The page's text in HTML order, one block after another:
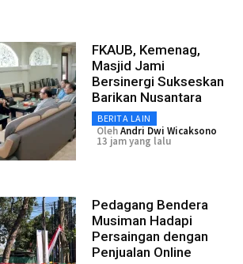
FKAUB, Kemenag,
Masjid Jami
Bersinergi Sukseskan
Barikan Nusantara
BERITA LAIN
OlehAndri Dwi Wicaksono
13 jam yang lalu
Pedagang Bendera
Musiman Hadapi
Persaingan dengan
Penjualan Online